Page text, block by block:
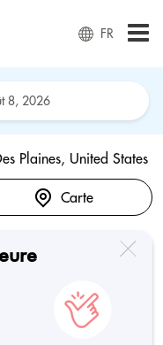
FR
Plaines, United States
Carte